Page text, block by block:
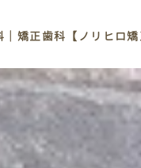
矯正歯科【ノリヒロ矯